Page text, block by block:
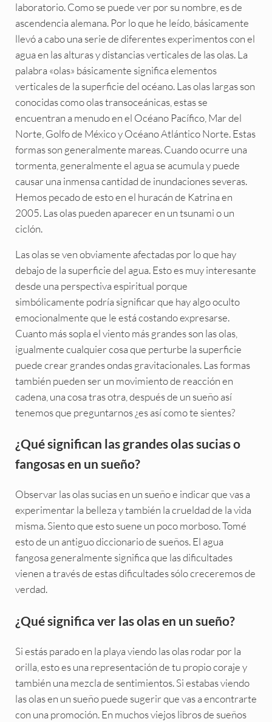
laboratorio. Como se puede ver por su nombre, es de
ascendencia alemana. Por lo que he leído, básicamente
llevó a cabo una serie de diferentes experimentos con el
agua en las alturas y distancias verticales de las olas. La
palabra «olas» básicamente significa elementos
verticales de la superficie del océano. Las olas largas son
conocidas como olas transoceánicas, estas se
encuentran a menudo en el Océano Pacífico, Mar del
Norte, Golfo de México y Océano Atlántico Norte. Estas
formas son generalmente mareas. Cuando ocurre una
tormenta, generalmente el agua se acumula y puede
causar una inmensa cantidad de inundaciones severas.
Hemos pecado de esto en el huracán de Katrina en
2005. Las olas pueden aparecer en un tsunami o un
ciclón.
Las olas se ven obviamente afectadas por lo que hay
debajo de la superficie del agua. Esto es muy interesante
desde una perspectiva espiritual porque
simbólicamente podría significar que hay algo oculto
emocionalmente que le está costando expresarse.
Cuanto más sopla el viento más grandes son las olas,
igualmente cualquier cosa que perturbe la superficie
puede crear grandes ondas gravitacionales. Las formas
también pueden ser un movimiento de reacción en
cadena, una cosa tras otra, después de un sueño así
tenemos que preguntarnos ¿es así como te sientes?
¿Qué significan las grandes olas sucias o
fangosas en un sueño?
Observar las olas sucias en un sueño e indicar que vas a
experimentar la belleza y también la crueldad de la vida
misma. Siento que esto suene un poco morboso. Tomé
esto de un antiguo diccionario de sueños. El agua
fangosa generalmente significa que las dificultades
vienen a través de estas dificultades sólo creceremos de
verdad.
¿Qué significa ver las olas en un sueño?
Si estás parado en la playa viendo las olas rodar por la
orilla, esto es una representación de tu propio coraje y
también una mezcla de sentimientos. Si estabas viendo
las olas en un sueño puede sugerir que vas a encontrarte
con una promoción. En muchos viejos libros de sueños